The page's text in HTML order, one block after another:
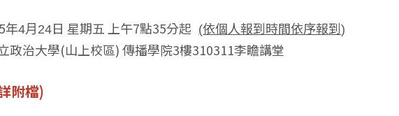
年4月 24日 星期五 上午7點35分起 (依個人報到時間依序報到)
政治大學(山上校區)傳播學院3樓310311李瞻講堂
附檔)